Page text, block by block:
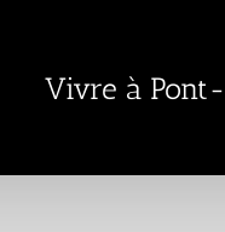
Vivre à